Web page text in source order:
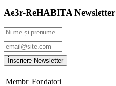
Ae3r-ReHABITA Newsletter
Membri Fondatori